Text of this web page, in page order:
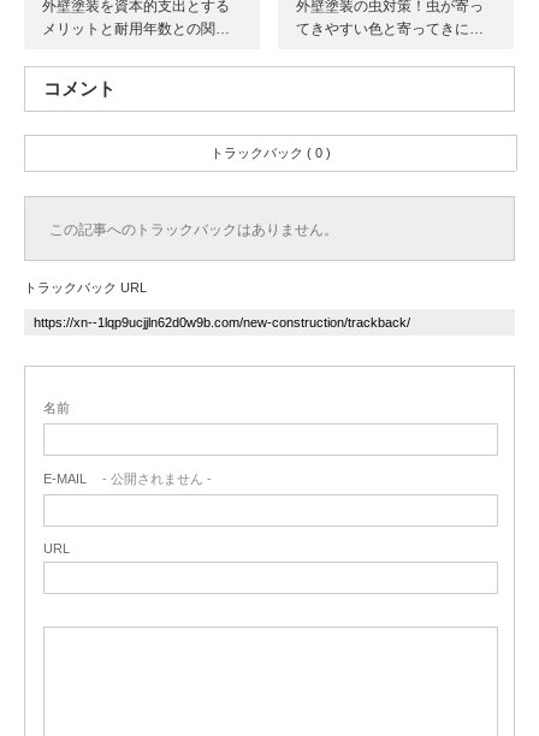
外壁塗装を資本的支出とする
メリットと耐用年数との関…
外壁塗装の虫対策！虫が寄っ
てきやすい色と寄ってきに…
コメント
トラックバック ( 0 )
この記事へのトラックバックはありません。
トラックバック URL
名前
E-MAIL - 公開されません -
URL